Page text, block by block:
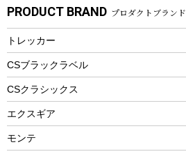
マグカップ、カップ
ステンレスボトル
フードボトル
トレー
ランチョンマット
ランチボックス
スプレー関係
ツール、他
ヘルメット
エアーポンプ
アクセサリー
自転車ウェア
パラソル
フローティングベスト
ヘルメット
エアーポンプ
ビーチテント
ウィンター
湯たんぽ
防災用品
PRODUCT BRAND プロダクトブランド
トレッカー
CSブラックラベル
CSクラシックス
エクスギア
モンテ